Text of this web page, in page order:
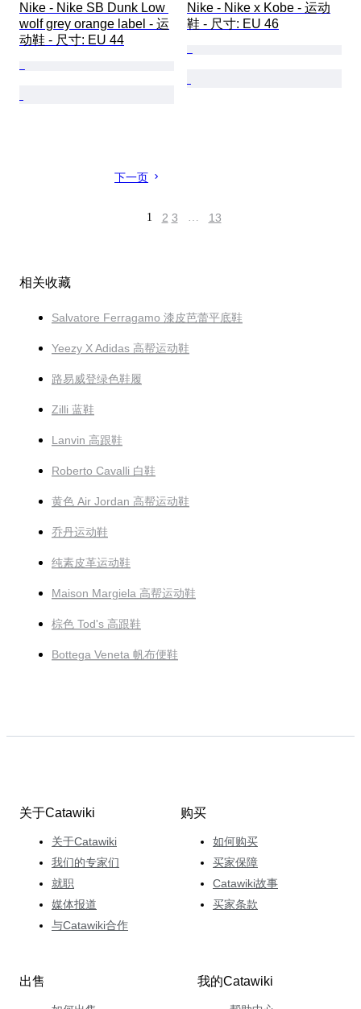
Nike - Nike SB Dunk Low
wolf grey orange label - 运
动鞋 - 尺寸: EU 44
Nike - Nike x Kobe - 运动
鞋 - 尺寸: EU 46
下一页
1 2 3 … 13
相关收藏
Salvatore Ferragamo 漆皮芭蕾平底鞋
Yeezy X Adidas 高帮运动鞋
路易威登绿色鞋履
Zilli 蓝鞋
Lanvin 高跟鞋
Roberto Cavalli 白鞋
黄色 Air Jordan 高帮运动鞋
乔丹运动鞋
纯素皮革运动鞋
Maison Margiela 高帮运动鞋
棕色 Tod's 高跟鞋
Bottega Veneta 帆布便鞋
关于Catawiki
关于Catawiki
我们的专家们
就职
媒体报道
与Catawiki合作
购买
如何购买
买家保障
Catawiki故事
买家条款
出售 我的Catawiki